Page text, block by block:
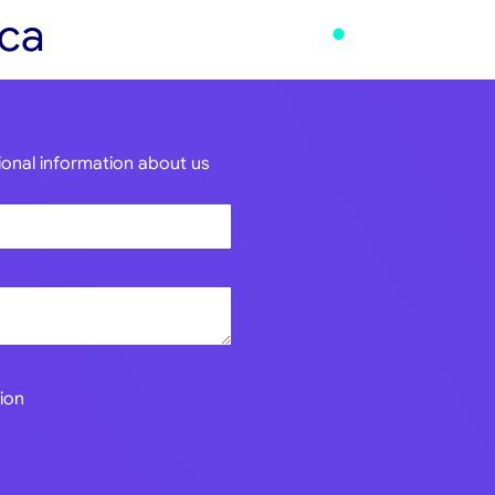
information about us